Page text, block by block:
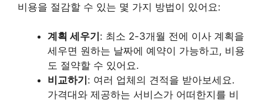
비용을 절감할 수 있는 몇 가지 방법이 있어요:
계획 세우기 : 최소 2-3개월 전에 이사 계획을
세우면 원하는 날짜에 예약이 가능하고, 비용
도 절약할 수 있어요.
비교하기 : 여러 업체의 견적을 받아보세요.
가격대와 제공하는 서비스가 어떠한지를 비